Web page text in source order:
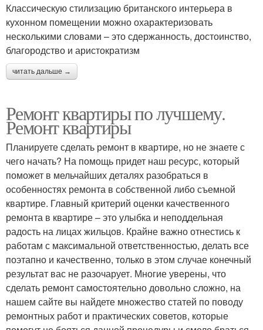
Классическую стилизацию британского интерьера в
кухонном помещении можно охарактеризовать
несколькими словами – это сдержанность, достоинство,
благородство и аристократизм
читать дальше →
Ремонт квартиры по лучшему.
Ремонт квартиры
Планируете сделать ремонт в квартире, но не знаете с
чего начать? На помощь придет наш ресурс, который
поможет в мельчайших деталях разобраться в
особенностях ремонта в собственной либо съемной
квартире. Главный критерий оценки качественного
ремонта в квартире – это улыбка и неподдельная
радость на лицах жильцов. Крайне важно отнестись к
работам с максимальной ответственностью, делать все
поэтапно и качественно, только в этом случае конечный
результат вас не разочарует. Многие уверены, что
сделать ремонт самостоятельно довольно сложно, на
нашем сайте вы найдете множество статей по поводу
ремонтных работ и практических советов, которые